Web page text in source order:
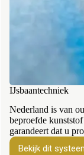
IJsbaantechniek
Nederland is van
beproefde
garandeert dat u
Bekijk dit